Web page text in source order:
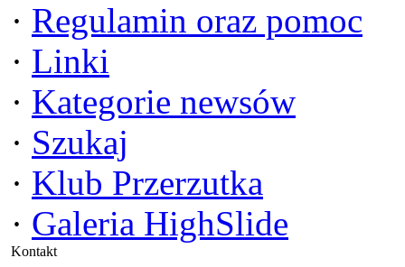
· Regulamin oraz pomoc
· Linki
· Kategorie newsów
· Szukaj
· Klub Przerzutka
· Galeria HighSlide
Kontakt